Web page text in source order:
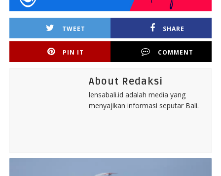
TWEET SHARE
PIN IT COMMENT
About Redaksi
lensabali.id adalah media yang
menyajikan informasi seputar Bali.